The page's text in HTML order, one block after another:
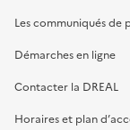
Les communiqués de
Démarches en ligne
Contacter la DREAL
Horaires et plan